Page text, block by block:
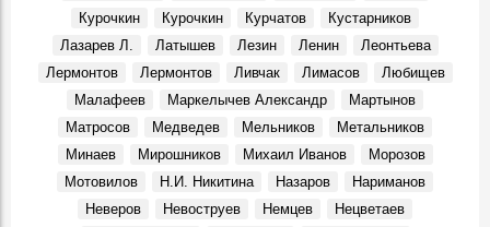
День работника культуры. Луиза Баюра – 55 лет в
Художественном музее! Видео
Крылья. Музей «Симбирская фотография» показывает
уникальные кадры из семейного архива Юрия
Белозёрова, посвящённые авиации
События, 12 Марта 2026
Перекресток улиц Минаева и 12 Сентября, 1970-е
Фото, 1 Июня 1974
Курочкин
Курочкин Курчатов
Кустарников
Лазарев Л.
Латышев Лезин Ленин
Леонтьева
Лермонтов
Лермонтов Ливчак Лимасов
Любищев
Малафеев
Маркелычев Александр
Мартынов
Матросов
Медведев Мельников
Метальников
Минаев
Мирошников Михаил Иванов
Морозов
Мотовилов
Н.И. Никитина Назаров
Нариманов
Неверов
Невоструев Немцев
Нецветаев